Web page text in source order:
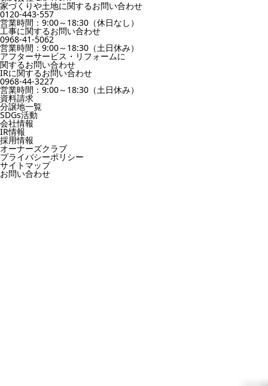
家づくりや土地に関するお問い合わせ
0120-443-557
営業時間：9:00～18:30（休日なし）
工事に関するお問い合わせ
0968-41-5062
営業時間：9:00～18:30（土日休み）
アフターサービス・リフォームに
関するお問い合わせ
IRに関するお問い合わせ
0968-44-3227
営業時間：9:00～18:30（土日休み）
資料請求
分譲地一覧
SDGs活動
会社情報
IR情報
採用情報
オーナーズクラブ
プライバシーポリシー
サイトマップ
お問い合わせ